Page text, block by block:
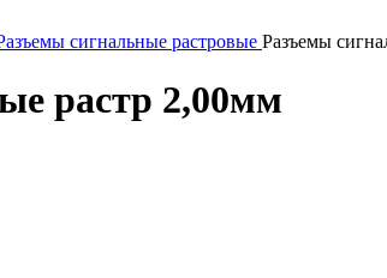
сигнальные растровые Разъeмы
растр 2,00мм